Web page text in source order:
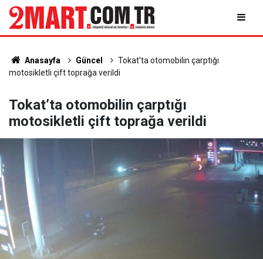
Anasayfa Güncel
Tokat’ta otomobilin çarptığı
motosikletli çift toprağa verildi
Tokat’ta otomobilin çarptığı
motosikletli çift toprağa verildi